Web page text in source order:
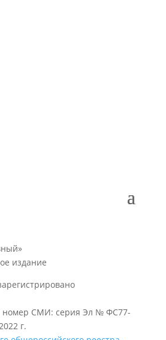
издание
номер СМИ: серия Эл № ФС77-
г.